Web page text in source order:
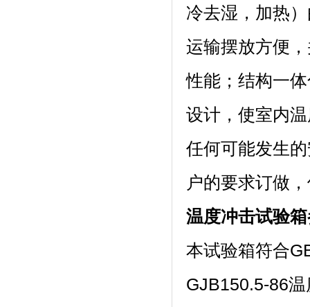
冷去湿，加热
运输摆放方便
性能；结构一
设计，使室内温
任何可能发生的
户的要求订做，
温度冲击试验
本试验箱符合
GJB150.5-86温